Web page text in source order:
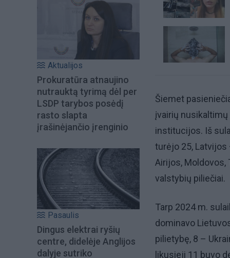
Aktualijos
Prokuratūra atnaujino
nutrauktą tyrimą dėl per
LSDP tarybos posėdį
rasto slapta
įrašinėjančio įrenginio
Pasaulis
Dingus elektrai ryšių
centre, didelėje Anglijos
dalyje sutriko
Šiemet
įvairių
institucijos. Iš
turėjo 25, Latvijos
Airijos, Moldovos,
valstybių piliečiai.
Tarp 2024 m.
dominavo
pilietybę, 8 –
likusieji 11 buvo